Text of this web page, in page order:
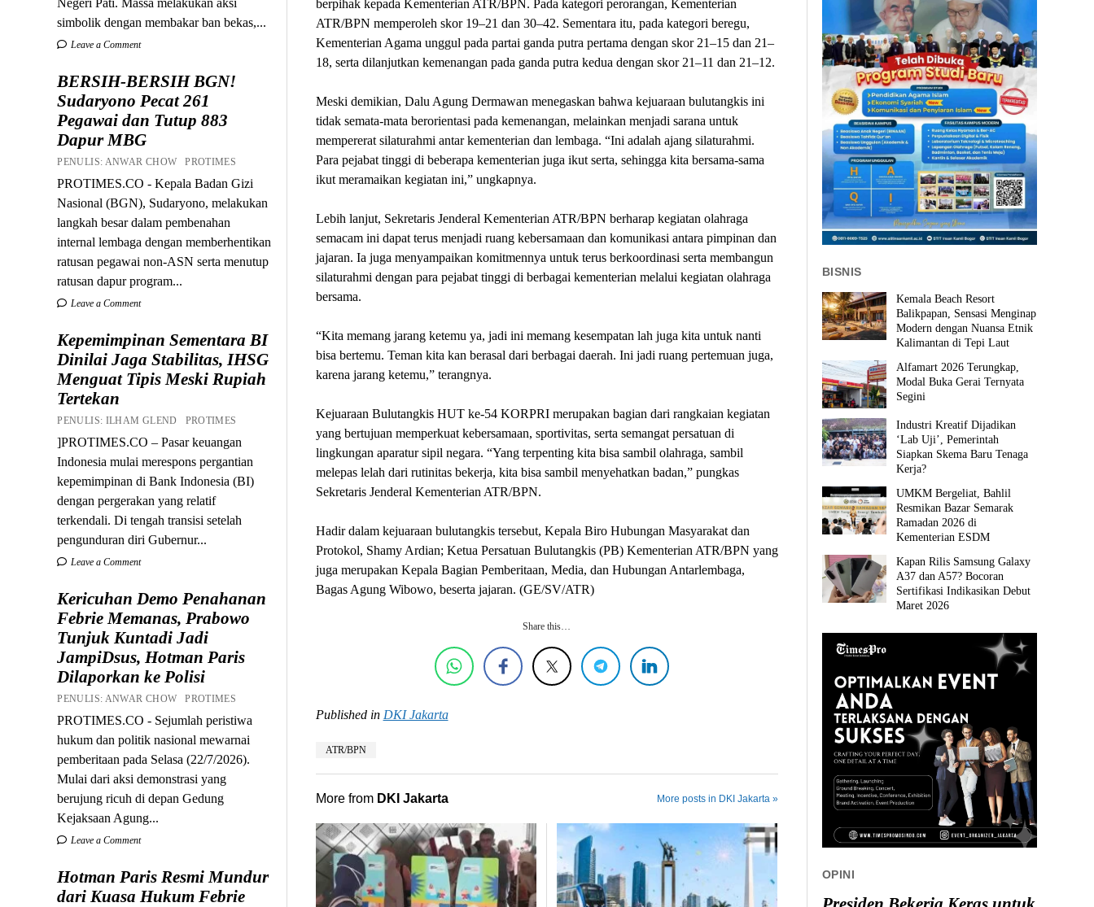
simbolik dengan membakar ban bekas,...
Leave a Comment
BERSIH-BERSIH BGN!
Sudaryono Pecat 261
Pegawai dan Tutup 883
Dapur MBG
PENULIS: ANWAR CHOW PROTIMES
PROTIMES.CO - Kepala Badan Gizi
Nasional (BGN), Sudaryono, melakukan
langkah besar dalam pembenahan
internal lembaga dengan memberhentikan
ratusan pegawai non-ASN serta menutup
ratusan dapur program...
Leave a Comment
Kepemimpinan Sementara BI
Dinilai Jaga Stabilitas, IHSG
Menguat Tipis Meski Rupiah
Tertekan
PENULIS: ILHAM GLEND PROTIMES
]PROTIMES.CO – Pasar keuangan
Indonesia mulai merespons pergantian
kepemimpinan di Bank Indonesia (BI)
dengan pergerakan yang relatif
terkendali. Di tengah transisi setelah
pengunduran diri Gubernur...
Leave a Comment
Kericuhan Demo Penahanan
Febrie Memanas, Prabowo
Tunjuk Kuntadi Jadi
JampiDsus, Hotman Paris
Dilaporkan ke Polisi
PENULIS: ANWAR CHOW PROTIMES
PROTIMES.CO - Sejumlah peristiwa
hukum dan politik nasional mewarnai
pemberitaan pada Selasa (22/7/2026).
Mulai dari aksi demonstrasi yang
berujung ricuh di depan Gedung
Kejaksaan Agung...
Leave a Comment
Hotman Paris Resmi Mundur
dari Kuasa Hukum Febrie
berpihak kepada Kementerian ATR/BPN. Pada kategori perorangan, Kementerian
ATR/BPN memperoleh skor 19–21 dan 30–42. Sementara itu, pada kategori beregu,
Kementerian Agama unggul pada partai ganda putra pertama dengan skor 21–15 dan 21–
18, serta dilanjutkan kemenangan pada ganda putra kedua dengan skor 21–11 dan 21–12.
Meski demikian, Dalu Agung Dermawan menegaskan bahwa kejuaraan bulutangkis ini
tidak semata-mata berorientasi pada kemenangan, melainkan menjadi sarana untuk
mempererat silaturahmi antar kementerian dan lembaga. “Ini adalah ajang silaturahmi.
Para pejabat tinggi di beberapa kementerian juga ikut serta, sehingga kita bersama-sama
ikut meramaikan kegiatan ini,” ungkapnya.
Lebih lanjut, Sekretaris Jenderal Kementerian ATR/BPN berharap kegiatan olahraga
semacam ini dapat terus menjadi ruang kebersamaan dan komunikasi antara pimpinan dan
jajaran. Ia juga menyampaikan komitmennya untuk terus berkoordinasi serta membangun
silaturahmi dengan para pejabat tinggi di berbagai kementerian melalui kegiatan olahraga
bersama.
“Kita memang jarang ketemu ya, jadi ini memang kesempatan lah juga kita untuk nanti
bisa bertemu. Teman kita kan berasal dari berbagai daerah. Ini jadi ruang pertemuan juga,
karena jarang ketemu,” terangnya.
Kejuaraan Bulutangkis HUT ke-54 KORPRI merupakan bagian dari rangkaian kegiatan
yang bertujuan memperkuat kebersamaan, sportivitas, serta semangat persatuan di
lingkungan aparatur sipil negara. “Yang terpenting kita bisa sambil olahraga, sambil
melepas lelah dari rutinitas bekerja, kita bisa sambil menyehatkan badan,” pungkas
Sekretaris Jenderal Kementerian ATR/BPN.
Hadir dalam kejuaraan bulutangkis tersebut, Kepala Biro Hubungan Masyarakat dan
Protokol, Shamy Ardian; Ketua Persatuan Bulutangkis (PB) Kementerian ATR/BPN yang
juga merupakan Kepala Bagian Pemberitaan, Media, dan Hubungan Antarlembaga,
Bagas Agung Wibowo, beserta jajaran. (GE/SV/ATR)
Share this…
Published in DKI Jakarta
ATR/BPN
More from DKI Jakarta More posts in DKI Jakarta »
BISNIS
Kemala Beach Resort
Balikpapan, Sensasi Menginap
Modern dengan Nuansa Etnik
Kalimantan di Tepi Laut
Alfamart 2026 Terungkap,
Modal Buka Gerai Ternyata
Segini
Industri Kreatif Dijadikan
‘Lab Uji’, Pemerintah
Siapkan Skema Baru Tenaga
Kerja?
UMKM Bergeliat, Bahlil
Resmikan Bazar Semarak
Ramadan 2026 di
Kementerian ESDM
Kapan Rilis Samsung Galaxy
A37 dan A57? Bocoran
Sertifikasi Indikasikan Debut
Maret 2026
OPINI